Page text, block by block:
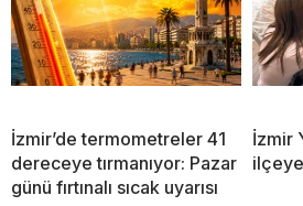
İzmir’de termometreler 41
dereceye tırmanıyor: Pazar
günü fırtınalı sıcak uyarısı
İzmir